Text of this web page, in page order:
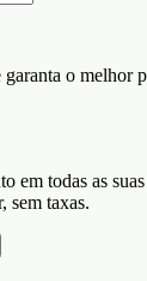
garanta o melhor
em todas as
sem taxas.